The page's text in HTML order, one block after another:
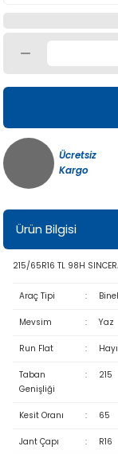
Ücretsiz
Kargo
Ürün Bilgisi
215/65R16 TL 98H
Araç Tipi :
Mevsim : Yaz
Run Flat :
Taban
Genişliği
: 215
Kesit Oranı : 65
Jant Çapı : R16